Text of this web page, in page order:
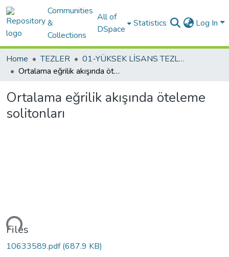
Communities
&
Collections
All of
DSpace
Statistics Log In
Home TEZLER
01-YÜKSEK LİSANS TEZLERİ
Ortalama eğrilik akışında öteleme solitonları
Ortalama eğrilik akışında öteleme
solitonları
Files
10633589.pdf(687.9 KB)